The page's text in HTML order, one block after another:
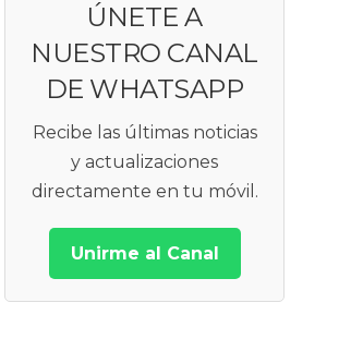
ÚNETE A
NUESTRO CANAL
DE WHATSAPP
Recibe las últimas noticias
y actualizaciones
directamente en tu móvil.
Unirme al Canal